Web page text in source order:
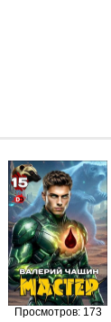
Просмотров: 173